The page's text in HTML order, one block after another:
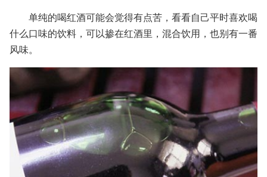
单纯的喝红酒可能会觉得有点苦，看看自己平时喜欢喝
什么口味的饮料，可以掺在红酒里，混合饮用，也别有一番
风味。